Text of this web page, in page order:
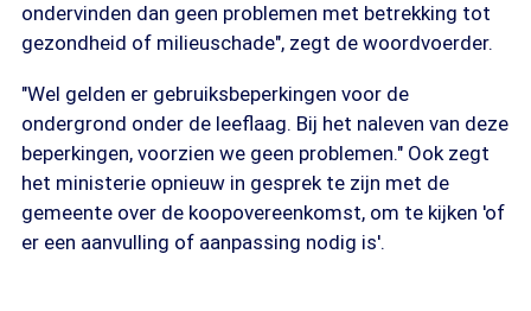
ondervinden dan geen problemen met betrekking tot
gezondheid of milieuschade", zegt de woordvoerder.
"Wel gelden er gebruiksbeperkingen voor de
ondergrond onder de leeflaag. Bij het naleven van deze
beperkingen, voorzien we geen problemen." Ook zegt
het ministerie opnieuw in gesprek te zijn met de
gemeente over de koopovereenkomst, om te kijken 'of
er een aanvulling of aanpassing nodig is'.